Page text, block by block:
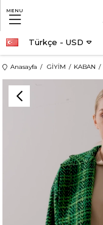
MENU
Türkçe - USD
Anasayfa GİYİM KABAN